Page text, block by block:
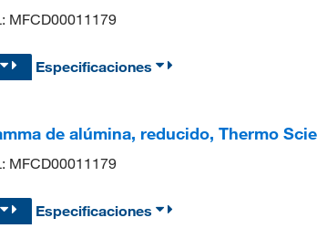
MFCD00011179
Especificaciones
de alúmina, reducido, Thermo
MFCD00011179
Especificaciones